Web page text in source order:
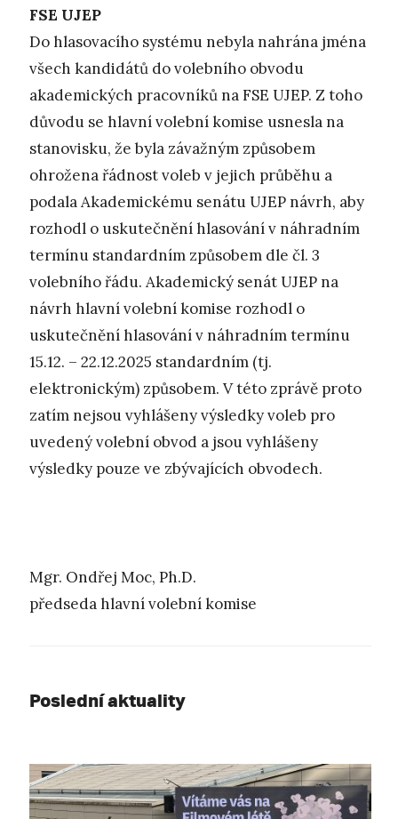
FSE UJEP
Do hlasovacího systému nebyla nahrána jména
všech kandidátů do volebního obvodu
akademických pracovníků na FSE UJEP. Z toho
důvodu se hlavní volební komise usnesla na
stanovisku, že byla závažným způsobem
ohrožena řádnost voleb v jejich průběhu a
podala Akademickému senátu UJEP návrh, aby
rozhodl o uskutečnění hlasování v náhradním
termínu standardním způsobem dle čl. 3
volebního řádu. Akademický senát UJEP na
návrh hlavní volební komise rozhodl o
uskutečnění hlasování v náhradním termínu
15.12. – 22.12.2025 standardním (tj.
elektronickým) způsobem. V této zprávě proto
zatím nejsou vyhlášeny výsledky voleb pro
uvedený volební obvod a jsou vyhlášeny
výsledky pouze ve zbývajících obvodech.
Mgr. Ondřej Moc, Ph.D.
předseda hlavní volební komise
Poslední aktuality